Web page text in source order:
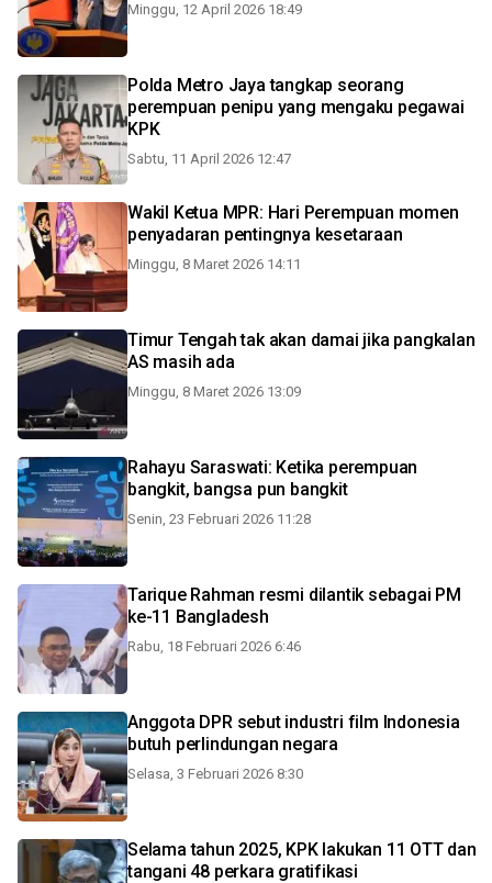
Minggu, 12 April 2026 18:49
Polda Metro Jaya tangkap seorang
perempuan penipu yang mengaku pegawai
KPK
Sabtu, 11 April 2026 12:47
Wakil Ketua MPR: Hari Perempuan momen
penyadaran pentingnya kesetaraan
Minggu, 8 Maret 2026 14:11
Timur Tengah tak akan damai jika pangkalan
AS masih ada
Minggu, 8 Maret 2026 13:09
Rahayu Saraswati: Ketika perempuan
bangkit, bangsa pun bangkit
Senin, 23 Februari 2026 11:28
Tarique Rahman resmi dilantik sebagai PM
ke-11 Bangladesh
Rabu, 18 Februari 2026 6:46
Anggota DPR sebut industri film Indonesia
butuh perlindungan negara
Selasa, 3 Februari 2026 8:30
Selama tahun 2025, KPK lakukan 11 OTT dan
tangani 48 perkara gratifikasi